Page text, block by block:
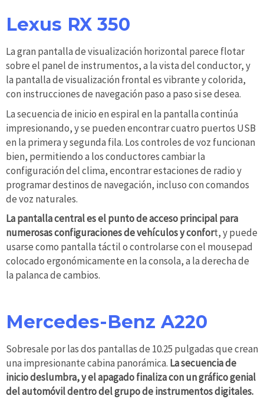
Lexus RX 350
La gran pantalla de visualización horizontal parece flotar
sobre el panel de instrumentos, a la vista del conductor, y
la pantalla de visualización frontal es vibrante y colorida,
con instrucciones de navegación paso a paso si se desea.
La secuencia de inicio en espiral en la pantalla continúa
impresionando, y se pueden encontrar cuatro puertos USB
en la primera y segunda fila. Los controles de voz funcionan
bien, permitiendo a los conductores cambiar la
configuración del clima, encontrar estaciones de radio y
programar destinos de navegación, incluso con comandos
de voz naturales.
La pantalla central es el punto de acceso principal para
numerosas configuraciones de vehículos y confort, y puede
usarse como pantalla táctil o controlarse con el mousepad
colocado ergonómicamente en la consola, a la derecha de
la palanca de cambios.
Mercedes-Benz A220
Sobresale por las dos pantallas de 10.25 pulgadas que crean
una impresionante cabina panorámica. La secuencia de
inicio deslumbra, y el apagado finaliza con un gráfico genial
del automóvil dentro del grupo de instrumentos digitales.